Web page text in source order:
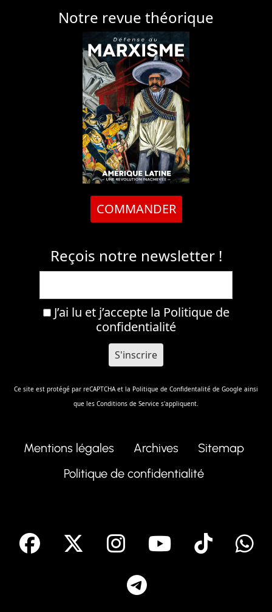
Notre revue théorique
COMMANDER
Reçois notre newsletter !
J’ai lu et j’accepte la Politique de
confidentialité
Ce site est protégé par reCAPTCHA et la Politique de Confidentalité de Google ainsi
que les Conditions de Service s'appliquent.
Mentions légales Archives
Sitemap
Politique de confidentialité
facebook Instagram
Youtube
Tik